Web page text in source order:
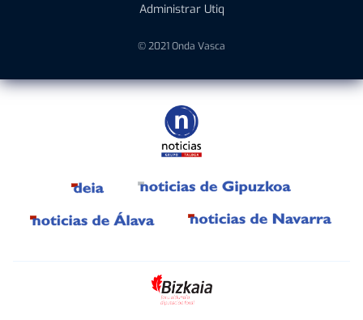
Administrar Utiq
© 2021 Onda Vasca